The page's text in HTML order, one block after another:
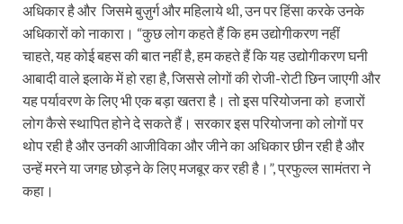
अधिकार है और जिसमे बुज़ुर्ग और महिलाये थी, उन पर हिंसा करके उनके
अधिकारों को नाकारा। “कुछ लोग कहते हैं कि हम उद्योगीकरण नहीं
चाहते, यह कोई बहस की बात नहीं है, हम कहते हैं कि यह उद्योगीकरण घनी
आबादी वाले इलाके में हो रहा है, जिससे लोगों की रोजी-रोटी छिन जाएगी और
यह पर्यावरण के लिए भी एक बड़ा खतरा है। तो इस परियोजना को हजारों
लोग कैसे स्थापित होने दे सकते हैं। सरकार इस परियोजना को लोगों पर
थोप रही है और उनकी आजीविका और जीने का अधिकार छीन रही है और
उन्हें मरने या जगह छोड़ने के लिए मजबूर कर रही है।”, प्रफुल्ल सामंतरा ने
कहा।